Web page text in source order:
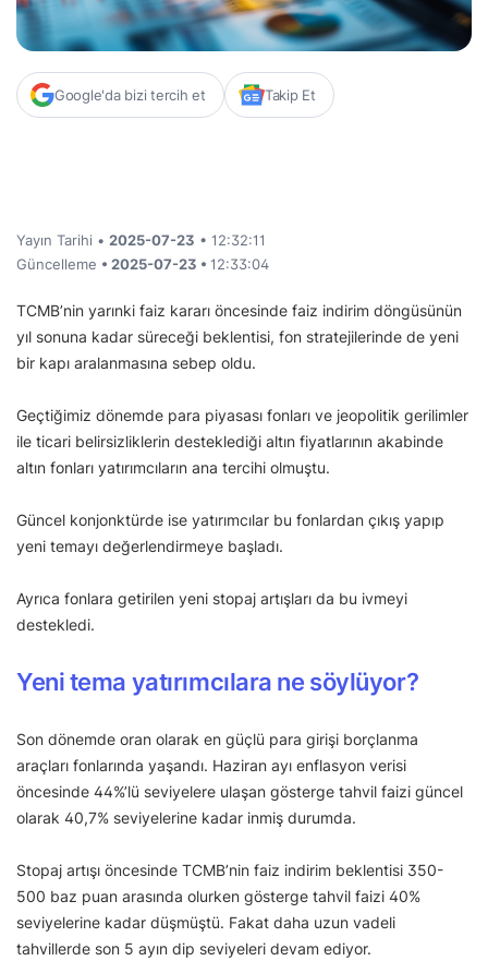
Google'da bizi tercih et Takip Et
Yayın Tarihi • 2025-07-23 • 12:32:11
Güncelleme • 2025-07-23 • 12:33:04
TCMB’nin yarınki faiz kararı öncesinde faiz indirim döngüsünün
yıl sonuna kadar süreceği beklentisi, fon stratejilerinde de yeni
bir kapı aralanmasına sebep oldu.
Geçtiğimiz dönemde para piyasası fonları ve jeopolitik gerilimler
ile ticari belirsizliklerin desteklediği altın fiyatlarının akabinde
altın fonları yatırımcıların ana tercihi olmuştu.
Güncel konjonktürde ise yatırımcılar bu fonlardan çıkış yapıp
yeni temayı değerlendirmeye başladı.
Ayrıca fonlara getirilen yeni stopaj artışları da bu ivmeyi
destekledi.
Yeni tema yatırımcılara ne söylüyor?
Son dönemde oran olarak en güçlü para girişi borçlanma
araçları fonlarında yaşandı. Haziran ayı enflasyon verisi
öncesinde 44%’lü seviyelere ulaşan gösterge tahvil faizi güncel
olarak 40,7% seviyelerine kadar inmiş durumda.
Stopaj artışı öncesinde TCMB’nin faiz indirim beklentisi 350-
500 baz puan arasında olurken gösterge tahvil faizi 40%
seviyelerine kadar düşmüştü. Fakat daha uzun vadeli
tahvillerde son 5 ayın dip seviyeleri devam ediyor.